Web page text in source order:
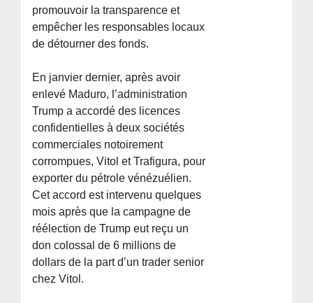
promouvoir la transparence et
empêcher les responsables locaux
de détourner des fonds.
En janvier dernier, après avoir
enlevé Maduro, l’administration
Trump a accordé des licences
confidentielles à deux sociétés
commerciales notoirement
corrompues, Vitol et Trafigura, pour
exporter du pétrole vénézuélien.
Cet accord est intervenu quelques
mois après que la campagne de
réélection de Trump eut reçu un
don colossal de 6 millions de
dollars de la part d’un trader senior
chez Vitol.